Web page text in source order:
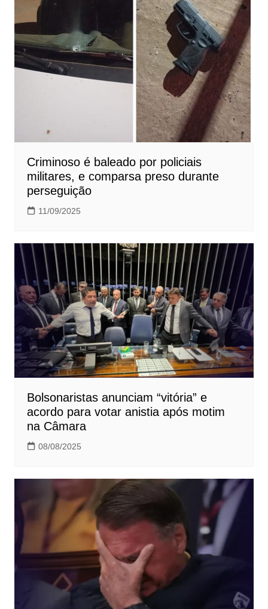
Criminoso é baleado por policiais
militares, e comparsa preso durante
perseguição
11/09/2025
Bolsonaristas anunciam “vitória” e
acordo para votar anistia após motim
na Câmara
08/08/2025